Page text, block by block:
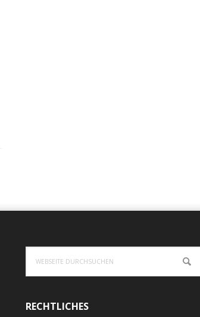
durchsuchen
RECHTLICHES